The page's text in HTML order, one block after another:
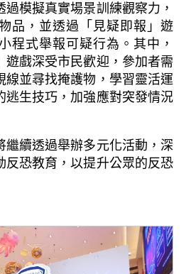
模擬真實場景訓練觀察力，
品，並透過「見疑即報」遊
程式舉報可疑行為。其中，
遊戲深受市民歡迎，參加者需
線並尋找掩護物，學習靈活運
逃生技巧，加強應對突發情況
繼續透過舉辦多元化活動，深
反恐教育，以提升公眾的反恐